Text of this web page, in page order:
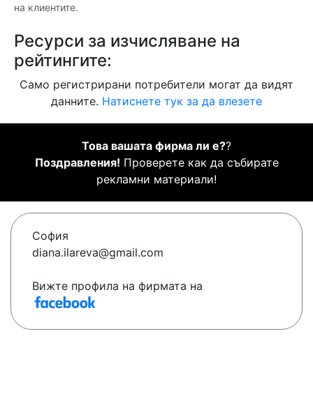
на клиентите.
Ресурси за изчисляване на
рейтингите:
Само регистрирани потребители могат да видят
данните. Натиснете тук за да влезете
Това вашата фирма ли е??
Поздравления! Проверете как да събирате
рекламни материали!
София
diana.ilareva@gmail.com
Вижте профила на фирмата на